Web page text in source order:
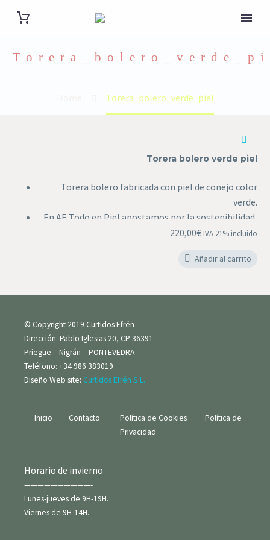
Torera_bolero_verde_piel
Torera bolero verde piel
Torera bolero fabricada con piel de conejo color
verde.
En AE Todo en Piel apostamos por la sostenibilidad,
todos nuestros productos son fabricados con pieles
humano.
de manera artesanal, garantizando la atención al
220,00€ IVA 21% incluido
Añadir al carrito
© Copyright 2019 Curtidos Efrén
Dirección: Pablo Iglesias 20, CP 36391
Priegue – Nigrán – PONTEVEDRA
Teléfono: +34 986 383019
Diseño Web site: Curtidos Efrén S.L.
Inicio | Contacto | Política de Cookies |
Política de
Privacidad
Horario de invierno
——————————-
Lunes-jueves de 9H-19H.
Viernes de 9H-14H.